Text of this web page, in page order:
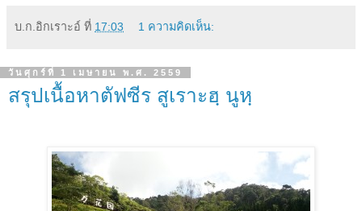
บ.ก.อิกเราะอ์ ที่ 17:03 1 ความคิดเห็น:
วันศุกร์ที่ 1 เมษายน พ.ศ. 2559
สรุปเนื้อหาตัฟซีร สูเราะฮฺ นูหฺ